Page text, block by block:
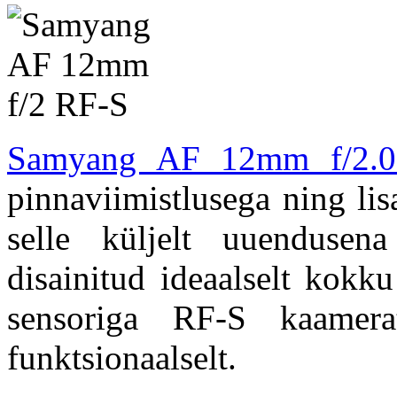
Samyang AF 12mm f/
pinnaviimistlusega ning
selle küljelt
disainitud ideaalselt
sensoriga RF-S
funktsionaalselt.